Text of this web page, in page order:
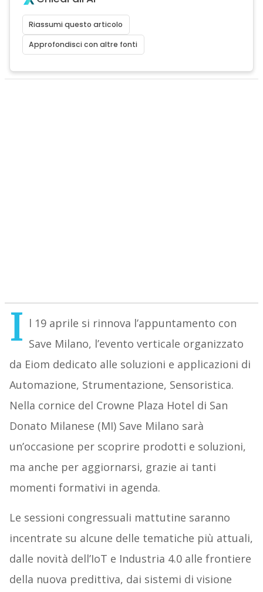
Riassumi questo articolo
Approfondisci con altre fonti
I l 19 aprile si rinnova l’appuntamento con
Save Milano, l’evento verticale organizzato
da Eiom dedicato alle soluzioni e applicazioni di
Automazione, Strumentazione, Sensoristica.
Nella cornice del Crowne Plaza Hotel di San
Donato Milanese (MI) Save Milano sarà
un’occasione per scoprire prodotti e soluzioni,
ma anche per aggiornarsi, grazie ai tanti
momenti formativi in agenda.
Le sessioni congressuali mattutine saranno
incentrate su alcune delle tematiche più attuali,
dalle novità dell’IoT e Industria 4.0 alle frontiere
della nuova predittiva, dai sistemi di visione